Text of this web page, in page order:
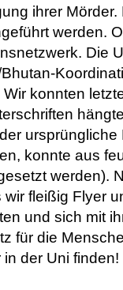
ihrer Mörder.
werden.
Die
konnten
ursprüngliche
konnte aus
werden).
fleißig Flyer
und sich mit
für die
der Uni finden!